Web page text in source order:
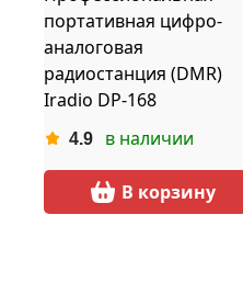
портативная цифро-
аналоговая
радиостанция (DMR)
Iradio DP-168
4.9 в наличии
В корзину